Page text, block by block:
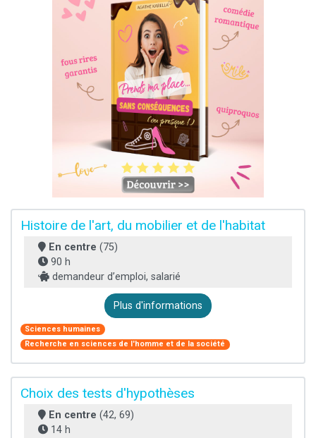
Histoire de l'art, du mobilier et de l'habitat
En centre (75)
90 h
demandeur d’emploi, salarié
Plus d'informations
Sciences humaines
Recherche en sciences de l'homme et de la société
Choix des tests d'hypothèses
En centre (42, 69)
14 h